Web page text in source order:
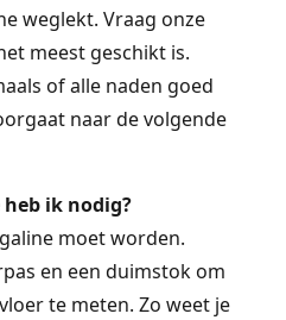
weglekt. Vraag onze
meest geschikt is.
of alle naden goed
naar de volgende
heb ik nodig?
moet worden.
en een duimstok om
te meten. Zo weet je